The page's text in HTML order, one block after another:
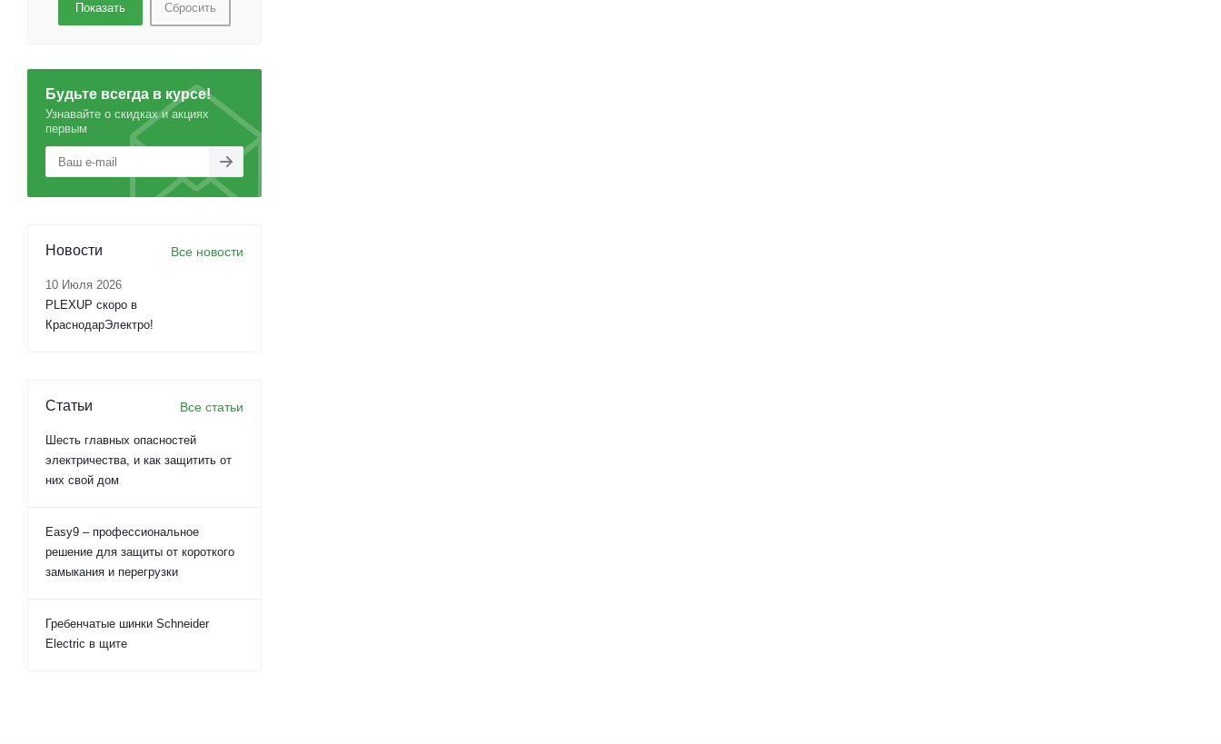
Сбросить
Будьте всегда в курсе!
Узнавайте о скидках и акциях
первым
Новости Все новости
10 Июля 2026
PLEXUP скоро в
КраснодарЭлектро!
Статьи Все статьи
Шесть главных опасностей
электричества, и как защитить от
них свой дом
Easy9 – профессиональное
решение для защиты от короткого
замыкания и перегрузки
Гребенчатые шинки Schneider
Electric в щите